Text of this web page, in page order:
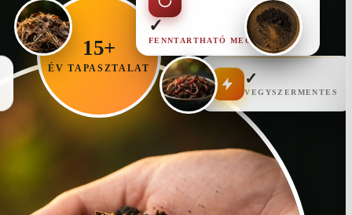
15+
ÉV TAPASZTALAT ✓
✓
FENNTARTHATÓ MEGOLDÁS